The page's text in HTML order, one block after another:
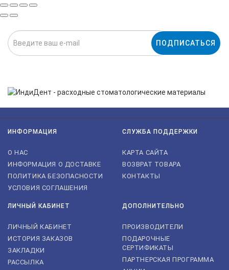
ПОДПИСАТЬСЯ
ИНФОРМАЦИЯ
О НАС
ИНФОРМАЦИЯ О ДОСТАВКЕ
ПОЛИТИКА БЕЗОПАСНОСТИ
УСЛОВИЯ СОГЛАШЕНИЯ
СЛУЖБА ПОДДЕРЖКИ
КАРТА САЙТА
ВОЗВРАТ ТОВАРА
КОНТАКТЫ
ЛИЧНЫЙ КАБИНЕТ
ЛИЧНЫЙ КАБИНЕТ
ИСТОРИЯ ЗАКАЗОВ
ЗАКЛАДКИ
РАССЫЛКА
ДОПОЛНИТЕЛЬНО
ПРОИЗВОДИТЕЛИ
ПОДАРОЧНЫЕ
СЕРТИФИКАТЫ
ПАРТНЕРСКАЯ ПРОГРАММА